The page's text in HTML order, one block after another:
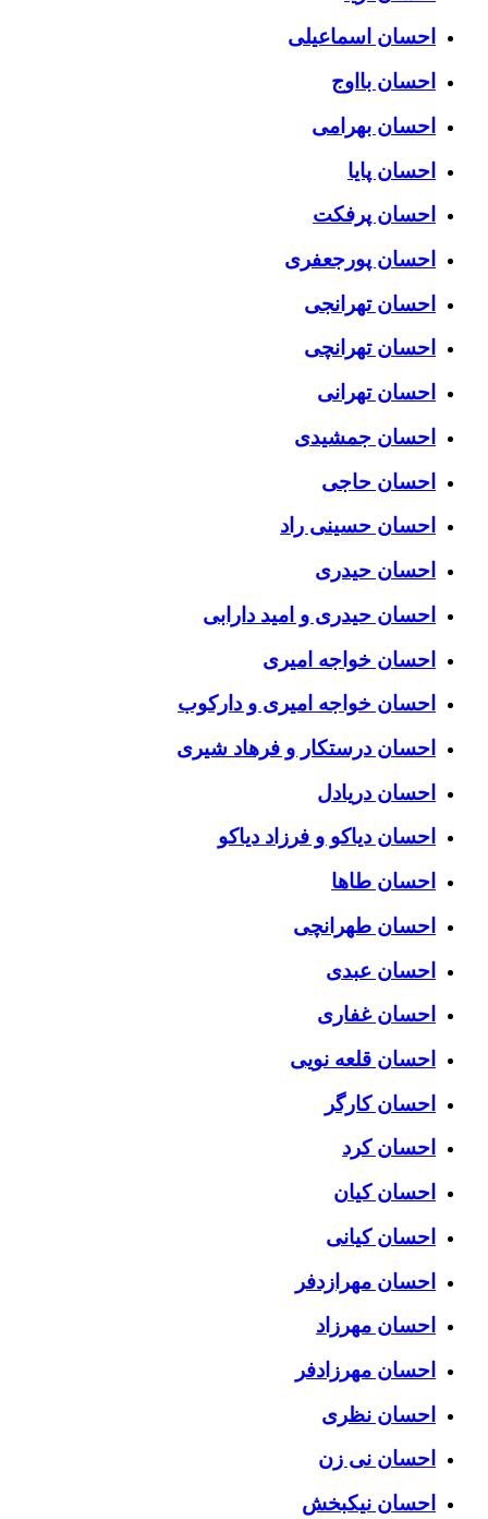
احسان اسماعیلی
احسان بااوج
احسان بهرامی
احسان پایا
احسان پرفکت
احسان پورجعفری
احسان تهرانجی
احسان تهرانچی
احسان تهرانی
احسان جمشیدی
احسان حاجی
احسان حسینی راد
احسان حیدری
احسان حیدری و امید دارابی
احسان خواجه امیری
احسان خواجه امیری و دارکوب
احسان درستكار و فرهاد شيرى
احسان دریادل
احسان دیاکو و فرزاد دیاکو
احسان طاها
احسان طهرانچی
احسان عبدی
احسان غفاری
احسان قلعه نویی
احسان کارگر
احسان کرد
احسان کیان
احسان کیانی
احسان مهرازدفر
احسان مهرزاد
احسان مهرزادفر
احسان نظری
احسان نی زن
احسان نیکبخش